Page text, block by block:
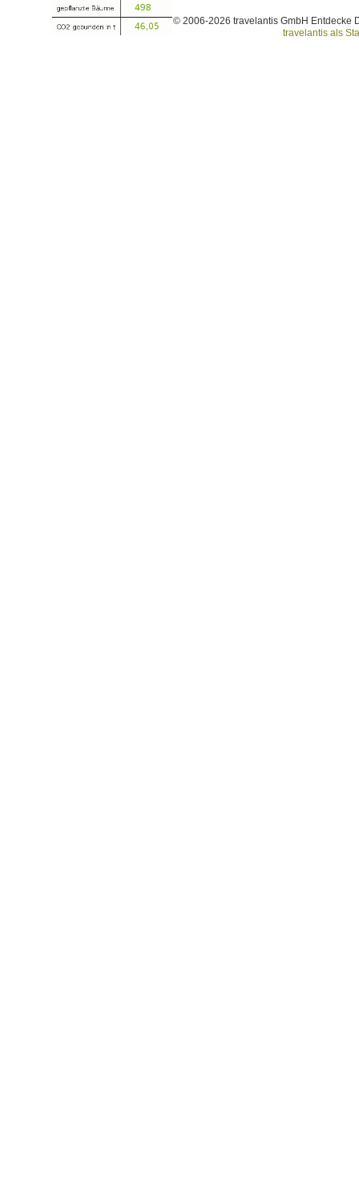
© 2006-2026 travelantis GmbH Entdecke
travelantis als